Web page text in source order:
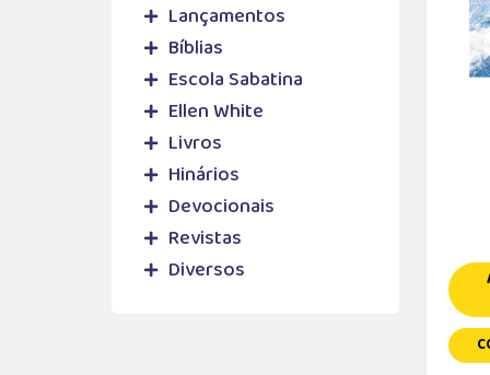
Lançamentos
Bíblias
Escola Sabatina
Ellen White
Livros
Hinários
Devocionais
Revistas
Diversos